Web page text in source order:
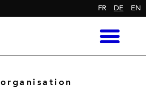
FR DE EN
organisation